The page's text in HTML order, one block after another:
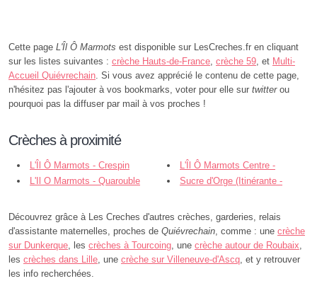
Cette page L'Îl Ô Marmots est disponible sur LesCreches.fr en cliquant
sur les listes suivantes : crèche Hauts-de-France crèche 59 , et Multi-
Accueil Quiévrechain . Si vous avez apprécié le contenu de cette page,
n'hésitez pas l'ajouter à vos bookmarks, voter pour elle sur twitterou
pourquoi pas la diffuser par mail à vos proches !
Crèches à proximité
L'Îl Ô Marmots - Crespin
L'Îl Ô Marmots Centre -
Crespin
L'Il O Marmots - Quarouble
Sucre d'Orge (Itinérante -
Découvrez grâce à Les Creches d'autres crèches, garderies, relais
d'assistante maternelles, proches de Quiévrechain , comme : une crèche
sur Dunkerque , les crèches à Tourcoing , une crèche autour de Roubaix
les crèches dans Lille , une crèche sur Villeneuve-d'Ascq , et y retrouver
les info recherchées.